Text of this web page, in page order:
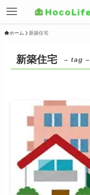
ホーム 新築住宅
新築住宅 – tag –